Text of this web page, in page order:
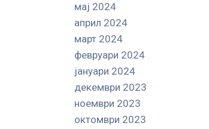
мај 2024
април 2024
март 2024
февруари 2024
јануари 2024
декември 2023
ноември 2023
октомври 2023